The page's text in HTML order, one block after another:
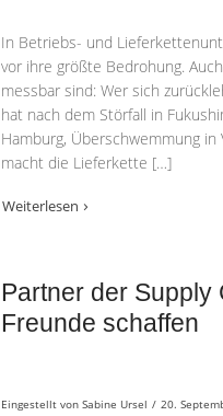
In Betriebs- und
vor ihre größte Bedrohung.
messbar sind: Wer sich
hat nach dem Störfall in
Hamburg, Überschwemmung in
macht die Lieferkette […]
Weiterlesen
Partner der Supply
Freunde schaffen
Eingestellt von Sabine Ursel / 20.